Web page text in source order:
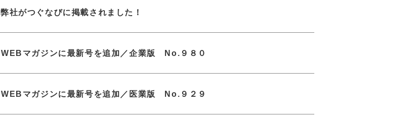
弊社がつぐなびに掲載されました！
WEBマガジンに最新号を追加／企業版 No.９８０
WEBマガジンに最新号を追加／医業版 No.９２９